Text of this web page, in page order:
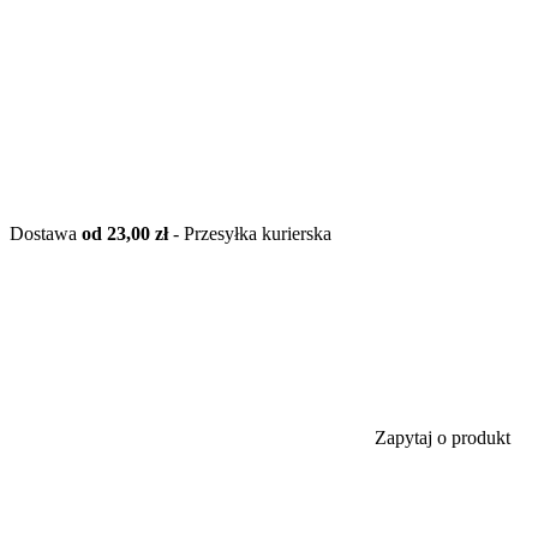
Dostawa od 23,00 zł- Przesyłka kurierska
Zapytaj o produkt